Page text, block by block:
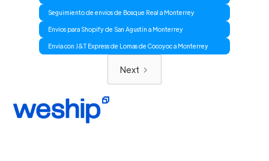
Seguimiento de envíos de Bosque Real a Monterrey
Envios para Shopify de San Agustín a Monterrey
Envia con J&T Express de Lomas de Cocoyoc a Monterrey
Next